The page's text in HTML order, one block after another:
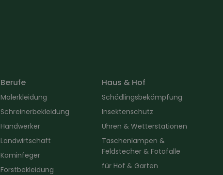
Berufe
Malerkleidung
Schreinerbekleidung
Handwerker
Landwirtschaft
Kaminfeger
Forstbekleidung
Haus & Hof
Schädlingsbekämpfung
Insektenschutz
Uhren & Wetterstationen
Taschenlampen &
Feldstecher & Fotofalle
für Hof & Garten